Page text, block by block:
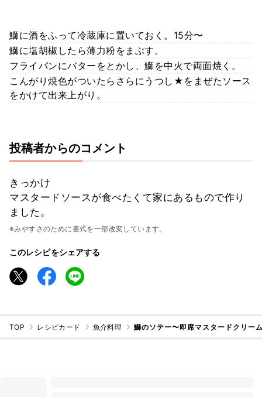
鰤に酒をふって冷蔵庫に置いておく。15分〜
鰤に塩胡椒したら薄力粉をまぶす。
フライパンにバターをとかし、鰤を中火で両面焼く。
こんがり焼色がついたらさらにうつし★をまぜたソース
をかけて出来上がり。
投稿者からのコメント
きっかけ
マスタードソースが食べたくて家にあるもので作り
ました。
※みやすさのために書式を一部改変しています。
このレシピをシェアする
TOP レシピカード 魚介料理 鰤のソテー〜即席マスタードクリー